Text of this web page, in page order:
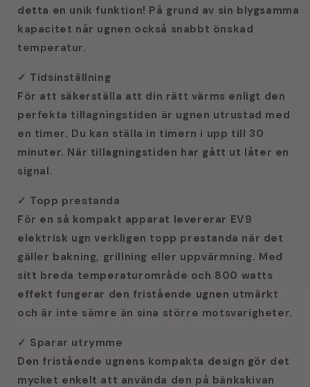
detta en unik funktion! På grund av sin blygsamma
kapacitet når ugnen också snabbt önskad
temperatur.
✓ Tidsinställning
För att säkerställa att din rätt värms enligt den
perfekta tillagningstiden är ugnen utrustad med
en timer. Du kan ställa in timern i upp till 30
minuter. När tillagningstiden har gått ut låter en
signal.
✓ Topp prestanda
För en så kompakt apparat levererar EV9
elektrisk ugn verkligen topp prestanda när det
gäller bakning, grillning eller uppvärmning. Med
sitt breda temperaturområde och 800 watts
effekt fungerar den fristående ugnen utmärkt
och är inte sämre än sina större motsvarigheter.
✓ Sparar utrymme
Den fristående ugnens kompakta design gör det
mycket enkelt att använda den på bänkskivan